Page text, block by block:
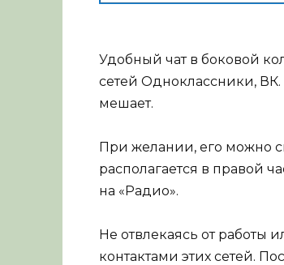
Удобный чат в боковой
сетей Одноклассники, ВК.
мешает.
При желании, его можно
располагается в правой
на «Радио».
Не отвлекаясь от работы
контактами этих сетей.